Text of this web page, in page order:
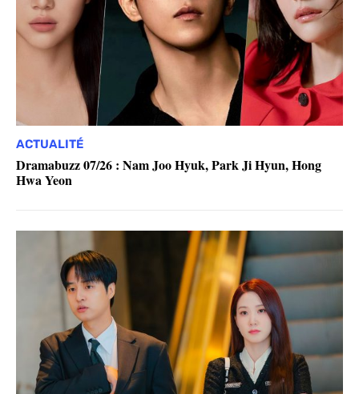
ACTUALITÉ
Dramabuzz 07/26 : Nam Joo Hyuk, Park Ji Hyun, Hong
Hwa Yeon